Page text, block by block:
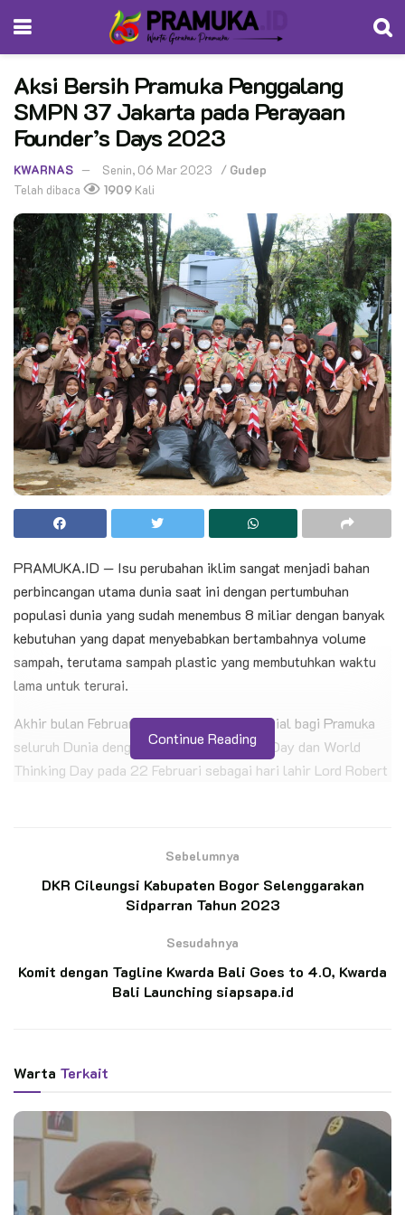
Aksi Bersih Pramuka Penggalang
SMPN 37 Jakarta pada Perayaan
Founder’s Days 2023
KWARNAS Senin, 06 Mar 2023 / Gudep
Telah dibaca
1909 Kali
PRAMUKA.ID — Isu perubahan iklim sangat menjadi bahan
perbincangan utama dunia saat ini dengan pertumbuhan
populasi dunia yang sudah menembus 8 miliar dengan banyak
kebutuhan yang dapat menyebabkan bertambahnya volume
sampah, terutama sampah plastic yang membutuhkan waktu
lama untuk terurai.
Akhir bulan Februari merupakan bulan spesial bagi Pramuka
seluruh Dunia dengan perayaan Founder’s Day dan World
Thinking Day pada 22 Februari sebagai hari lahir Lord Robert
Pelantikan 11 Pandega Perdana KBRI Kairo,
Momen Bersejarah: Gudep KBRI Kairo Lepas
Kontingen Perdana untuk Jamnas XII 2026
Selain itu sehari sebelum perayaan tersebut, merupakan Hari
kesadaran dan kepedulian sampah dengan bijak dalam
penggunaan barang sekali pakai yang dapat menimbulkan
sampah.
Continue Reading
Sebelumnya
DKR Cileungsi Kabupaten Bogor Selenggarakan
Sidparran Tahun 2023
Sesudahnya
Komit dengan Tagline Kwarda Bali Goes to 4.0, Kwarda
Bali Launching siapsapa.id
Warta Terkait